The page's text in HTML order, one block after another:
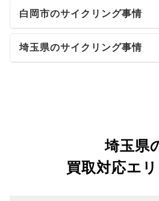
白岡市のサイクリング事情
埼玉県のサイクリング事情
埼玉県
買取対応エ